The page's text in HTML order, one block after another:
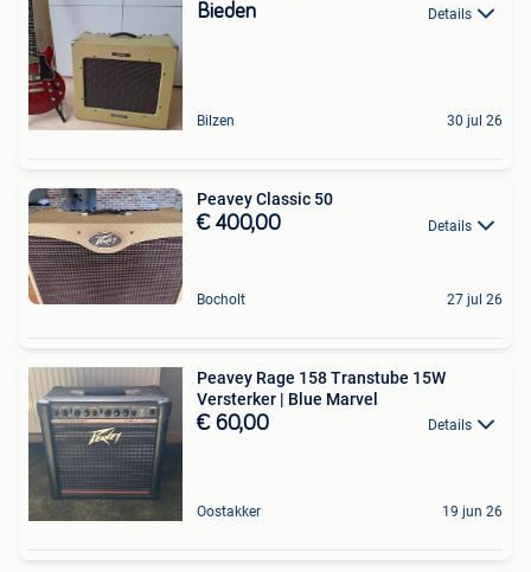
Bieden Details
Bilzen 30 jul 26
Peavey Classic 50
€ 400,00 Details
Bocholt 27 jul 26
Peavey Rage 158 Transtube 15W
Versterker | Blue Marvel
€ 60,00 Details
Oostakker 19 jun 26